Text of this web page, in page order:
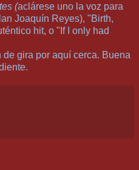
(aclárese uno la voz para
Joaquín Reyes), "Birth,
hit, o "If I only had
gira por aquí cerca. Buena